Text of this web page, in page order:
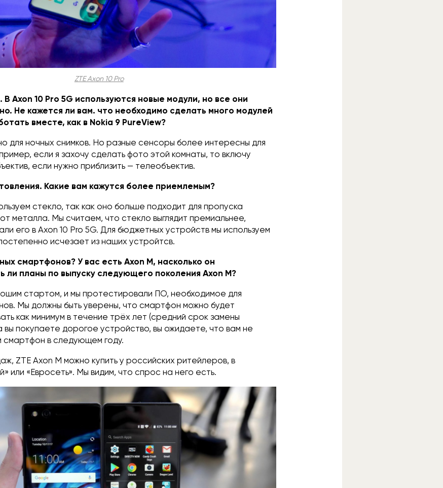
ZTE Axon 10 Pro
Axon 10 Pro 5G используются новые модули, но все они
Не кажется ли вам. что необходимо сделать много модулей
вместе, как в Nokia 9 PureView?
для ночных снимков. Но разные сенсоры более интересны для
если я захочу сделать фото этой комнаты, то включу
если нужно приблизить — телеобъектив.
Какие вам кажутся более приемлемым?
стекло, так как оно больше подходит для пропуска
металла. Мы считаем, что стекло выглядит премиальнее,
его в Axon 10 Pro 5G. Для бюджетных устройств мы используем
исчезает из наших устройтсв.
смартфонов? У вас есть Axon M, насколько он
ли планы по выпуску следующего поколения Axon M?
стартом, и мы протестировали ПО, необходимое для
Мы должны быть уверены, что смартфон можно будет
как минимум в течение трёх лет (средний срок замены
вы покупаете дорогое устройство, вы ожидаете, что вам не
смартфон в следующем году.
ZTE Axon M можно купить у российских ритейлеров, в
или «Евросеть». Мы видим, что спрос на него есть.